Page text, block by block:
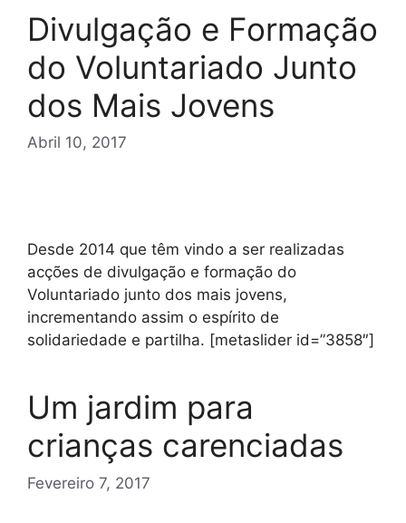
Divulgação e Formação
do Voluntariado Junto
dos Mais Jovens
Abril 10, 2017
Desde 2014 que têm vindo a ser realizadas
acções de divulgação e formação do
Voluntariado junto dos mais jovens,
incrementando assim o espírito de
solidariedade e partilha. [metaslider id=”3858″]
Um jardim para
crianças carenciadas
Fevereiro 7, 2017